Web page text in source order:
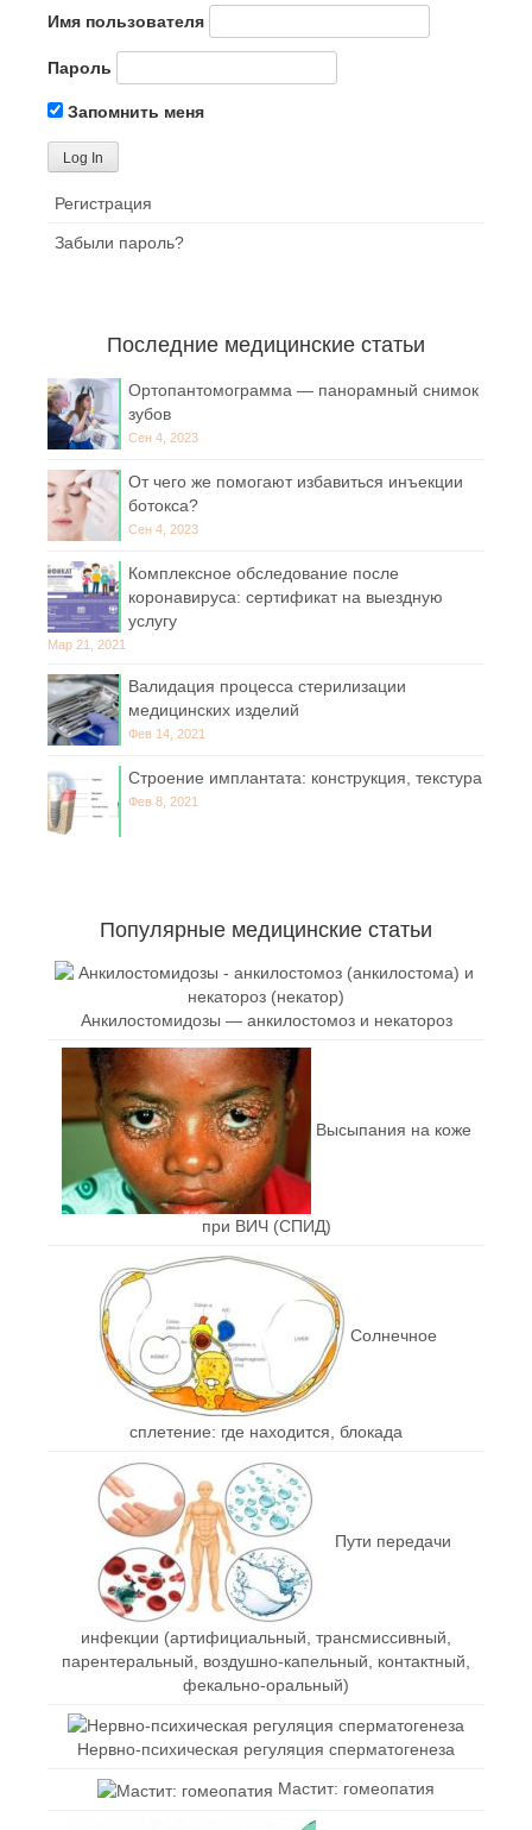
Имя пользователя
Пароль
Запомнить меня
Регистрация
Забыли пароль?
Последние медицинские статьи
Ортопантомограмма — панорамный снимок
зубов
Сен 4, 2023
От чего же помогают избавиться инъекции
ботокса?
Сен 4, 2023
Комплексное обследование после
коронавируса: сертификат на выездную
услугу
Мар 21, 2021
Валидация процесса стерилизации
медицинских изделий
Фев 14, 2021
Строение имплантата: конструкция, текстура
Фев 8, 2021
Популярные медицинские статьи
Анкилостомидозы — анкилостомоз и некатороз
Высыпания на коже
при ВИЧ (СПИД)
Солнечное
сплетение: где находится, блокада
Пути передачи
инфекции (артифициальный, трансмиссивный,
парентеральный, воздушно-капельный, контактный,
фекально-оральный)
Нервно-психическая регуляция сперматогенеза
Мастит: гомеопатия